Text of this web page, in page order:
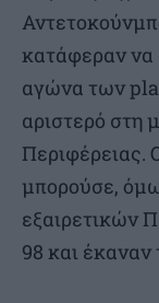
κατάφεραν να
αγώνα των
αριστερό στη
Περιφέρειας.
μπορούσε,
εξαιρετικών
98 και έκαναν